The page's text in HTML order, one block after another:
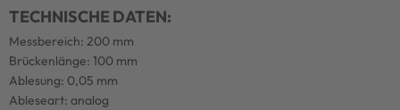
TECHNISCHE DATEN:
Messbereich: 200 mm
Brückenlänge: 100 mm
Ablesung: 0,05 mm
Ableseart: analog